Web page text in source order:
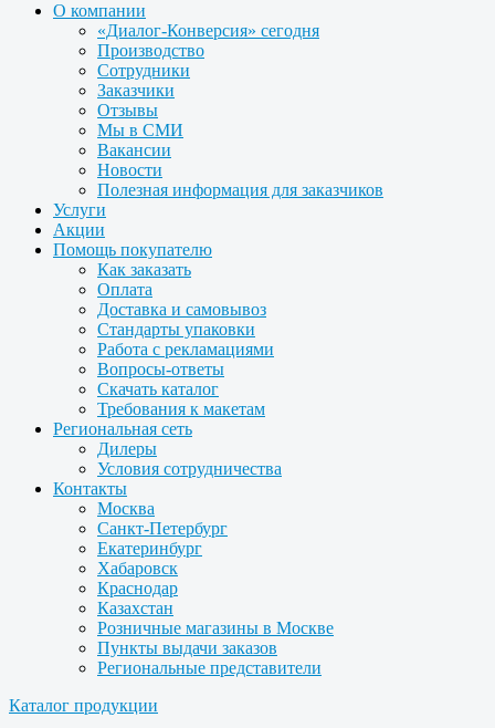
О компании
«Диалог-Конверсия» сегодня
Производство
Сотрудники
Заказчики
Отзывы
Мы в СМИ
Вакансии
Новости
Полезная информация для заказчиков
Услуги
Акции
Помощь покупателю
Как заказать
Оплата
Доставка и самовывоз
Стандарты упаковки
Работа с рекламациями
Вопросы-ответы
Скачать каталог
Требования к макетам
Региональная сеть
Дилеры
Условия сотрудничества
Контакты
Москва
Санкт-Петербург
Екатеринбург
Хабаровск
Краснодар
Казахстан
Розничные магазины в Москве
Пункты выдачи заказов
Региональные представители
Каталог продукции